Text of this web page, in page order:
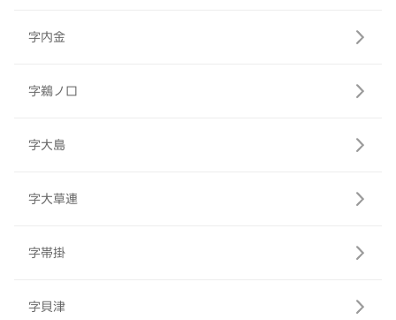
字内金
字鵜ノ口
字大島
字大草連
字帯掛
字貝津